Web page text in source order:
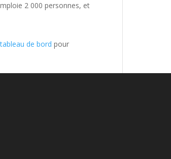
2 000 personnes, et
de bord pour